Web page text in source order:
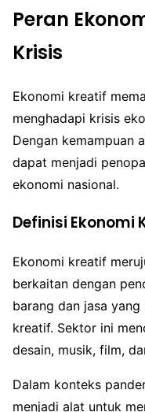
Peran
Krisis
Ekonomi kreatif
menghadapi krisis
Dengan kemampuan
dapat menjadi
ekonomi nasional.
Definisi Ekonomi
Ekonomi kreatif
berkaitan dengan
barang dan jasa
kreatif. Sektor ini
desain, musik, film,
Dalam konteks
menjadi alat untuk